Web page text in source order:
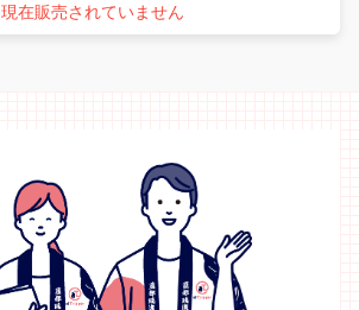
現在販売されていません